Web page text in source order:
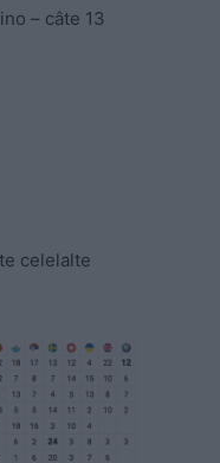
– câte 13
celelalte